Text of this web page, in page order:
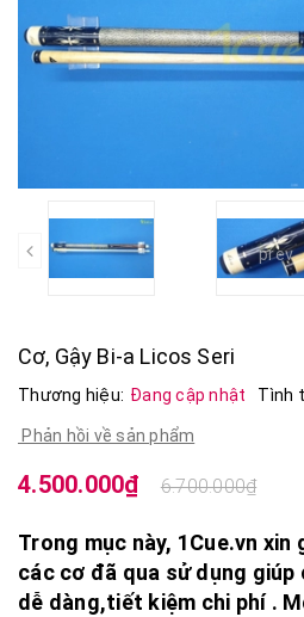
prev
Cơ, Gậy Bi-a Licos Seri
Thương hiệu: Đang cập nhật Tình
Phản hồi về sản phẩm
4.500.000₫ 6.700.000₫
Trong mục này, 1Cue.vn
các cơ đã qua sử dụng giúp
dễ dàng,tiết kiệm chi phí .